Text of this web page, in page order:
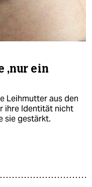
‚nur ein
Leihmutter aus den
ihre Identität nicht
sie gestärkt.